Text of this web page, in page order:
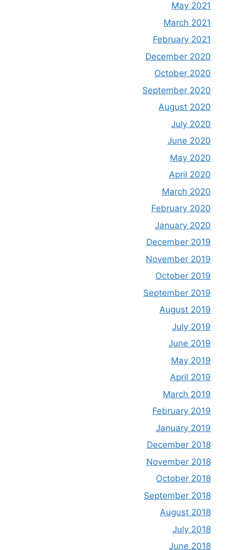
May 2021
March 2021
February 2021
December 2020
October 2020
September 2020
August 2020
July 2020
June 2020
May 2020
April 2020
March 2020
February 2020
January 2020
December 2019
November 2019
October 2019
September 2019
August 2019
July 2019
June 2019
May 2019
April 2019
March 2019
February 2019
January 2019
December 2018
November 2018
October 2018
September 2018
August 2018
July 2018
June 2018